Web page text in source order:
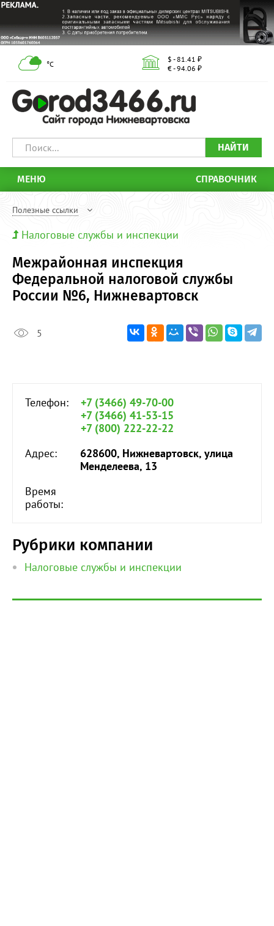
°С
$ - 81.41 ₽
€ - 94.06 ₽
НАЙТИ
МЕНЮ СПРАВОЧНИК
Полезные ссылки
Налоговые службы и инспекции
Межрайонная инспекция
Федеральной налоговой службы
России №6, Нижневартовск
5
Телефон:
+7 (3466) 49-70-00
+7 (3466) 41-53-15
+7 (800) 222-22-22
Адрес:
628600, Нижневартовск, улица
Менделеева, 13
Время
работы:
Рубрики компании
Налоговые службы и инспекции